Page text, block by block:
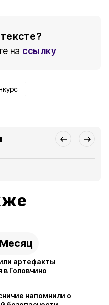
на ссылку
Месяц
артефакты
в Головчино
напомнили о